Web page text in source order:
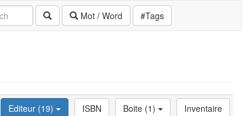
Mot / Word #Tags
Editeur (19) ISBN Boite (1)
Inventaire